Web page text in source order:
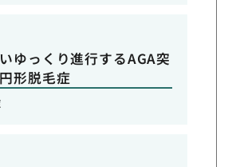
ゆっくり進行するAGA突
形脱毛症